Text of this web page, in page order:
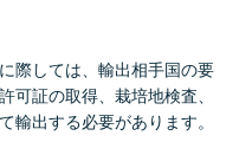
際しては、輸出相手国の要
可証の取得、栽培地検査、
輸出する必要があります。